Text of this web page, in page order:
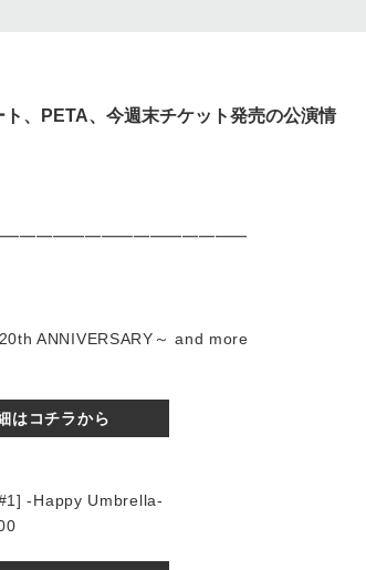
、PETA、今週末チケット発売の公演情
ANNIVERSARY～ and more
はコチラから
-Happy Umbrella-